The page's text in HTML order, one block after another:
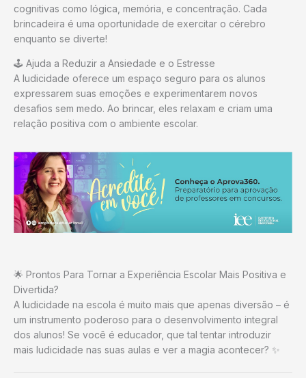
cognitivas como lógica, memória, e concentração. Cada
brincadeira é uma oportunidade de exercitar o cérebro
enquanto se diverte!
🕹️ Ajuda a Reduzir a Ansiedade e o Estresse
A ludicidade oferece um espaço seguro para os alunos
expressarem suas emoções e experimentarem novos
desafios sem medo. Ao brincar, eles relaxam e criam uma
relação positiva com o ambiente escolar.
🌟 Prontos Para Tornar a Experiência Escolar Mais Positiva e
Divertida?
A ludicidade na escola é muito mais que apenas diversão – é
um instrumento poderoso para o desenvolvimento integral
dos alunos! Se você é educador, que tal tentar introduzir
mais ludicidade nas suas aulas e ver a magia acontecer? ✨